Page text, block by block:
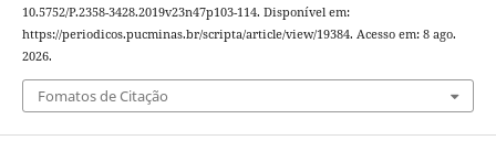
10.5752/P.2358-3428.2019v23n47p103-114. Disponível em:
https://periodicos.pucminas.br/scripta/article/view/19384. Acesso em: 8 ago.
2026.
Fomatos de Citação